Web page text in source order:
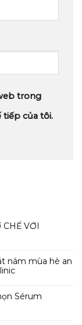
trong
của tôi.
VỚI
nám mùa hè an
Sérum